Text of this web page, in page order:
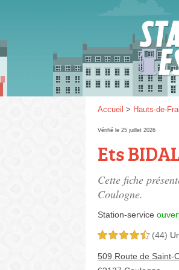
Accueil > Hauts-de-
Vérifié le 25 juillet 2026
Ets
Cette fiche
Coulogne.
Station-service
4,5 étoiles sur 5 (44)
509 Route de Saint-